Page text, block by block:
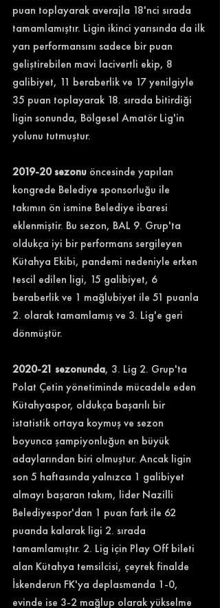
puan toplayarak averajla 18'nci sırada
tamamlamıştır. Ligin ikinci yarısında da ilk
yarı performansını sadece bir puan
geliştirebilen mavi lacivertli ekip, 8
galibiyet, 11 beraberlik ve 17 yenilgiyle
35 puan toplayarak 18. sırada bitirdiği
ligin sonunda, Bölgesel Amatör Lig'in
yolunu tutmuştur.
2019-20 sezonu öncesinde yapılan
kongrede Belediye sponsorluğu ile
takımın ön ismine Belediye ibaresi
eklenmiştir. Bu sezon, BAL 9. Grup'ta
oldukça iyi bir performans sergileyen
Kütahya Ekibi, pandemi nedeniyle erken
tescil edilen ligi, 15 galibiyet, 6
beraberlik ve 1 mağlubiyet ile 51 puanla
2. olarak tamamlamış ve 3. Lig'e geri
dönmüştür.
2020-21 sezonunda, 3. Lig 2. Grup'ta
Polat Çetin yönetiminde mücadele eden
Kütahyaspor, oldukça başarılı bir
istatistik ortaya koymuş ve sezon
boyunca şampiyonluğun en büyük
adaylarından biri olmuştur. Ancak ligin
son 5 haftasında yalnızca 1 galibiyet
almayı başaran takım, lider Nazilli
Belediyespor'dan 1 puan fark ile 62
puanda kalarak ligi 2. sırada
tamamlamıştır. 2. Lig için Play Off bileti
alan Kütahya temsilcisi, çeyrek finalde
İskenderun FK'ya deplasmanda 1-0,
evinde ise 3-2 mağlup olarak yükselme